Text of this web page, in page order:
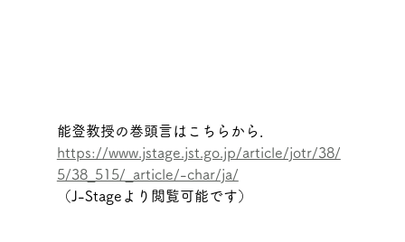
能登教授の巻頭言はこちらから．
https://www.jstage.jst.go.jp/article/jotr/38/
5/38_515/_article/-char/ja/
（J-Stageより閲覧可能です）